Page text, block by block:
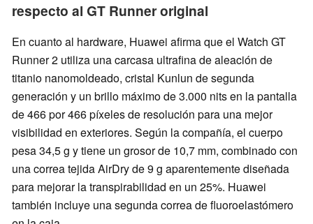
respecto al GT Runner original
En cuanto al hardware, Huawei afirma que el Watch GT
Runner 2 utiliza una carcasa ultrafina de aleación de
titanio nanomoldeado, cristal Kunlun de segunda
generación y un brillo máximo de 3.000 nits en la pantalla
de 466 por 466 píxeles de resolución para una mejor
visibilidad en exteriores. Según la compañía, el cuerpo
pesa 34,5 g y tiene un grosor de 10,7 mm, combinado con
una correa tejida AirDry de 9 g aparentemente diseñada
para mejorar la transpirabilidad en un 25%. Huawei
también incluye una segunda correa de fluoroelastómero